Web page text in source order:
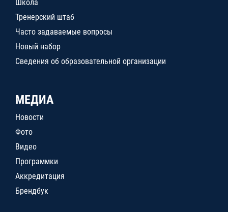
Школа
Тренерский штаб
Часто задаваемые вопросы
Новый набор
Сведения об образовательной организации
МЕДИА
Новости
Фото
Видео
Программки
Аккредитация
Брендбук